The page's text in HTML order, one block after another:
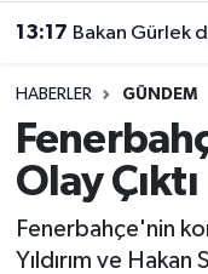
13:17 Bakan Gürlek
HABERLER GÜNDEM
Olay Çıktı
Fenerbahçe'nin
Yıldırım ve
Trafik Durumu
Süper Lig
Tüm Manşetler